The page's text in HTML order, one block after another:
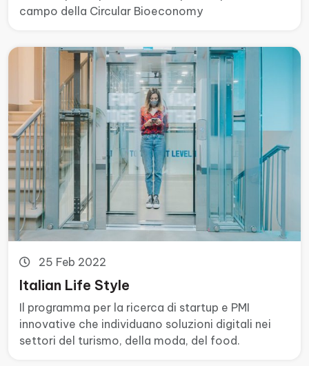
campo della Circular Bioeconomy
25 Feb 2022
Italian Life Style
Il programma per la ricerca di startup e PMI
innovative che individuano soluzioni digitali nei
settori del turismo, della moda, del food.